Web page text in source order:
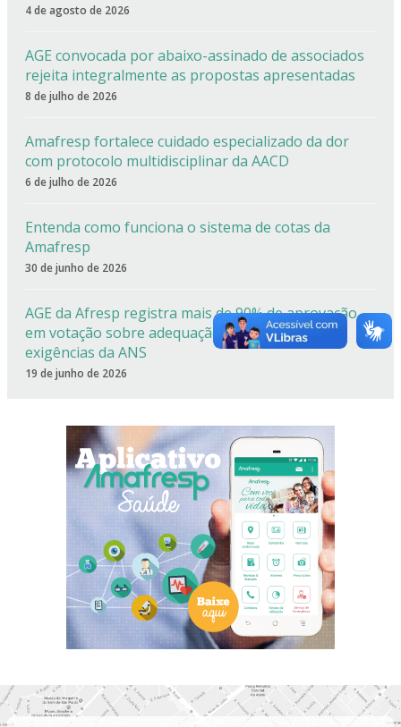
4 de agosto de 2026
AGE convocada por abaixo-assinado de associados
rejeita integralmente as propostas apresentadas
8 de julho de 2026
Amafresp fortalece cuidado especializado da dor
com protocolo multidisciplinar da AACD
6 de julho de 2026
Entenda como funciona o sistema de cotas da
Amafresp
30 de junho de 2026
AGE da Afresp registra mais de 90% de aprovação
em votação sobre adequação estatutária às
exigências da ANS
19 de junho de 2026